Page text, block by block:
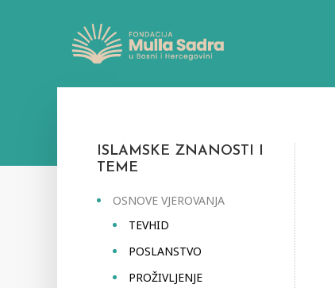
ISLAMSKE ZNANOSTI I
TEME
OSNOVE VJEROVANJA
TEVHID
POSLANSTVO
PROŽIVLJENJE